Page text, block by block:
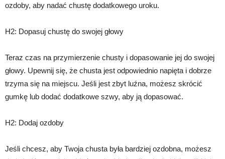
ozdoby, aby nadać chustę dodatkowego uroku.
H2: Dopasuj chustę do swojej głowy
Teraz czas na przymierzenie chusty i dopasowanie jej do swojej
głowy. Upewnij się, że chusta jest odpowiednio napięta i dobrze
trzyma się na miejscu. Jeśli jest zbyt luźna, możesz skrócić
gumkę lub dodać dodatkowe szwy, aby ją dopasować.
H2: Dodaj ozdoby
Jeśli chcesz, aby Twoja chusta była bardziej ozdobna, możesz